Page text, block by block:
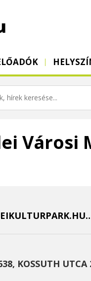
Városi
HTTP://
KOSSUTH UTCA